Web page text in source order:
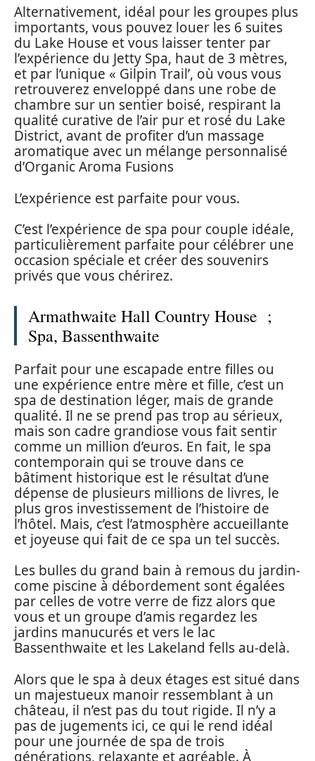
Alternativement, idéal pour les groupes plus
importants, vous pouvez louer les 6 suites
du Lake House et vous laisser tenter par
l’expérience du Jetty Spa, haut de 3 mètres,
et par l’unique « Gilpin Trail’, où vous vous
retrouverez enveloppé dans une robe de
chambre sur un sentier boisé, respirant la
qualité curative de l’air pur et rosé du Lake
District, avant de profiter d’un massage
aromatique avec un mélange personnalisé
d’Organic Aroma Fusions
L’expérience est parfaite pour vous.
C’est l’expérience de spa pour couple idéale,
particulièrement parfaite pour célébrer une
occasion spéciale et créer des souvenirs
privés que vous chérirez.
Armathwaite Hall Country House ;
Spa, Bassenthwaite
Parfait pour une escapade entre filles ou
une expérience entre mère et fille, c’est un
spa de destination léger, mais de grande
qualité. Il ne se prend pas trop au sérieux,
mais son cadre grandiose vous fait sentir
comme un million d’euros. En fait, le spa
contemporain qui se trouve dans ce
bâtiment historique est le résultat d’une
dépense de plusieurs millions de livres, le
plus gros investissement de l’histoire de
l’hôtel. Mais, c’est l’atmosphère accueillante
et joyeuse qui fait de ce spa un tel succès.
Les bulles du grand bain à remous du jardin-
come piscine à débordement sont égalées
par celles de votre verre de fizz alors que
vous et un groupe d’amis regardez les
jardins manucurés et vers le lac
Bassenthwaite et les Lakeland fells au-delà.
Alors que le spa à deux étages est situé dans
un majestueux manoir ressemblant à un
château, il n’est pas du tout rigide. Il n’y a
pas de jugements ici, ce qui le rend idéal
pour une journée de spa de trois
générations, relaxante et agréable. À